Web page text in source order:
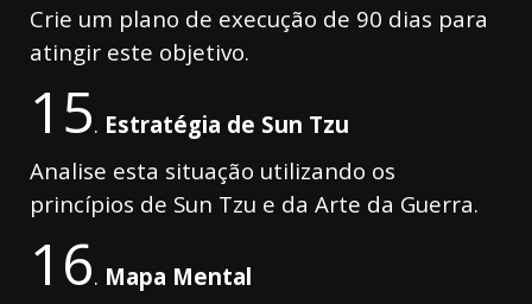
Crie um plano de execução de 90 dias para
atingir este objetivo.
15. Estratégia de Sun Tzu
Analise esta situação utilizando os
princípios de Sun Tzu e da Arte da Guerra.
16. Mapa Mental